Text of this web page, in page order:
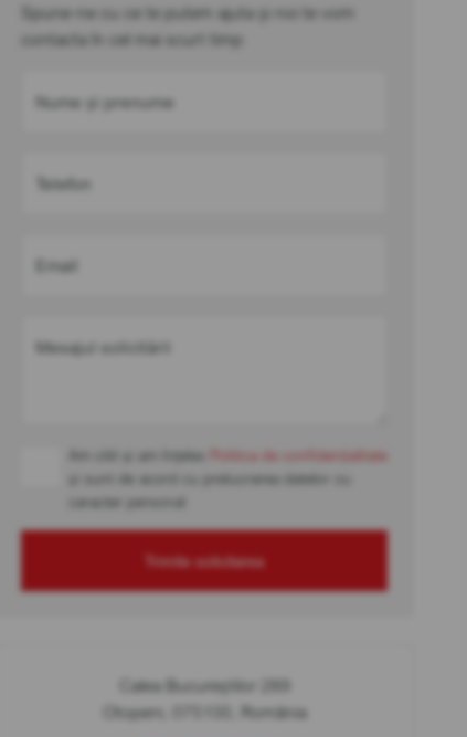
Spune-ne cu ce te putem ajuta și noi te vom
contacta în cel mai scurt timp
Nume și prenume
Telefon
Email
Mesajul solicitării
Am citit și am înțeles
Politica de confidențialitate
și sunt de acord cu prelucrarea datelor cu
caracter personal
Trimite solicitarea
Calea Bucureștilor 289
Otopeni, 075100, România